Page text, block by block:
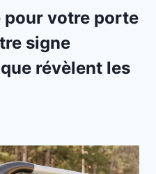
pour votre porte
signe
révèlent les